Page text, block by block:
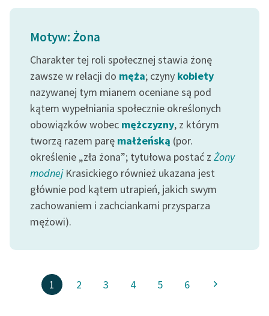
Motyw: Żona
Charakter tej roli społecznej stawia żonę
zawsze w relacji do męża; czyny kobiety
nazywanej tym mianem oceniane są pod
kątem wypełniania społecznie określonych
obowiązków wobec mężczyzny, z którym
tworzą razem parę małżeńską (por.
określenie „zła żona”; tytułowa postać z Żony
modnejKrasickiego również ukazana jest
głównie pod kątem utrapień, jakich swym
zachowaniem i zachciankami przysparza
mężowi).
1 2 3 4 5 6